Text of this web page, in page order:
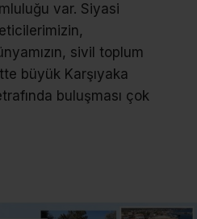
var. Siyasi
sivil toplum
büyük Karşıyaka
buluşması çok